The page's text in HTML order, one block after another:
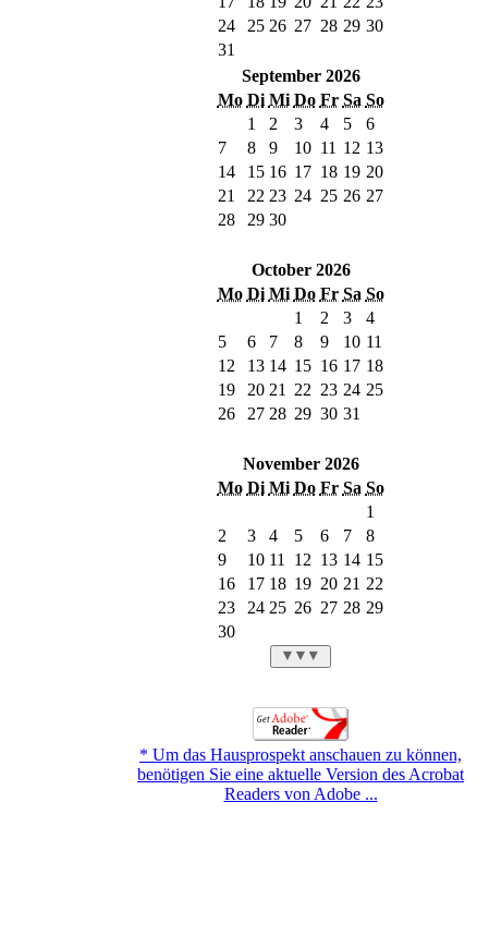
24
25 26 27 28 29 30
31
September 2026
Mo Di Mi Do Fr Sa So
1
2 3 4 5
6
7
8 9 10 11 12 13
14
15 16 17 18 19 20
21
22 23 24 25 26 27
28
29 30
October 2026
Mo Di Mi Do Fr Sa So
1
2 3
4
5
6 7 8 9 10 11
12
13 14 15 16 17 18
19
20 21 22 23 24 25
26
27 28 29 30 31
November 2026
Mo Di Mi Do Fr Sa So
1
2
3 4 5 6 7
8
9
10 11 12 13 14 15
16
17 18 19 20 21 22
23
24 25 26 27 28 29
30
* Um das Hausprospekt anschauen zu können,
benötigen Sie eine aktuelle Version des Acrobat
Readers von Adobe ...